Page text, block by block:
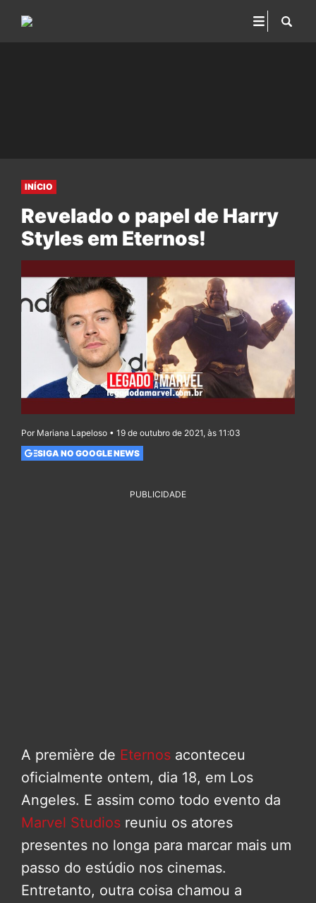
INÍCIO
Revelado o papel de Harry
Styles em Eternos!
Por Mariana Lapeloso • 19 de outubro de 2021, às 11:03
SIGA NO GOOGLE NEWS
PUBLICIDADE
A première de Eternos aconteceu
oficialmente ontem, dia 18, em Los
Angeles. E assim como todo evento da
Marvel Studios reuniu os atores
presentes no longa para marcar mais um
passo do estúdio nos cinemas.
Entretanto, outra coisa chamou a